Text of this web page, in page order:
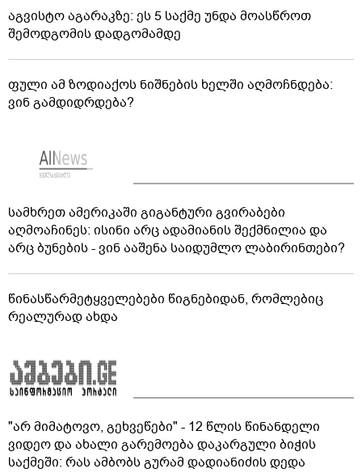
აგვისტო აგარაკზე: ეს 5 საქმე უნდა მოასწროთ
შემოდგომის დადგომამდე
ფული ამ ზოდიაქოს ნიშნების ხელში აღმოჩნდება:
ვინ გამდიდრდება?
სამხრეთ ამერიკაში გიგანტური გვირაბები
აღმოაჩინეს: ისინი არც ადამიანის შექმნილია და
არც ბუნების - ვინ ააშენა საიდუმლო ლაბირინთები?
წინასწარმეტყველებები წიგნებიდან, რომლებიც
რეალურად ახდა
"არ მიმატოვო, გეხვეწები" - 12 წლის წინანდელი
ვიდეო და ახალი გარემოება დაკარგული ბიჭის
საქმეში: რას ამბობს გურამ დადიანიძის დედა